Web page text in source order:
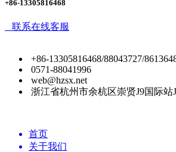
+86-13305816468
联系在线客服
+86-13305816468/88043727/
0571-88041996
web@hzsx.net
浙江省杭州市余杭区崇贤J9国际站
首页
关于我们